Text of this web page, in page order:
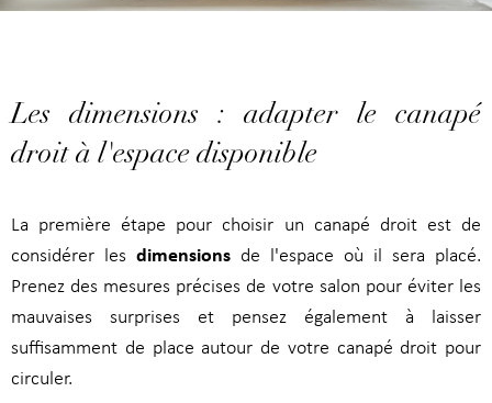
Les dimensions : adapter le canapé
droit à l'espace disponible
La première étape pour choisir un canapé droit est de
considérer les dimensions de l'espace où il sera placé.
Prenez des mesures précises de votre salon pour éviter les
mauvaises surprises et pensez également à laisser
suffisamment de place autour de votre canapé droit pour
circuler.